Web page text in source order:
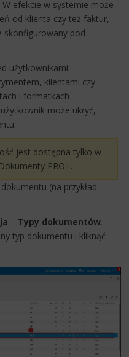
efekcie w systemie może
od klienta czy też faktur,
skonfigurowany pod
użytkownikami
klientami czy
i formatkach
może ukryć,
jest dostępna ​tylko w
PRO+.
(na przykład
– Typy dokumentów.
typ dokumentu i kliknąć